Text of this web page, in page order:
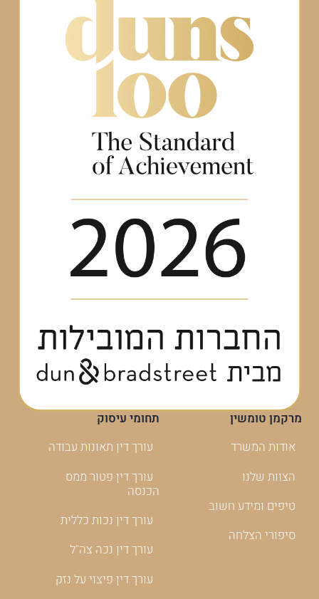
מרקמן טומשין
אודות המשרד
הצוות שלנו
טיפים ומידע חשוב
סיפורי הצלחה
תחומי עיסוק
עורך דין תאונות עבודה
עורך דין פטור ממס
הכנסה
עורך דין נכות כללית
עורך דין נכה צה"ל
עורך דין פיצוי על נזק